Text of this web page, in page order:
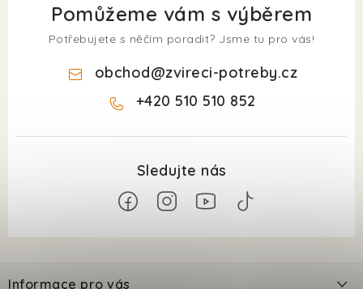
Pomůžeme vám s výběrem
Potřebujete s něčím poradit? Jsme tu pro vás!
obchod@zvireci-potreby.cz
+420 510 510 852
Informace pro vás